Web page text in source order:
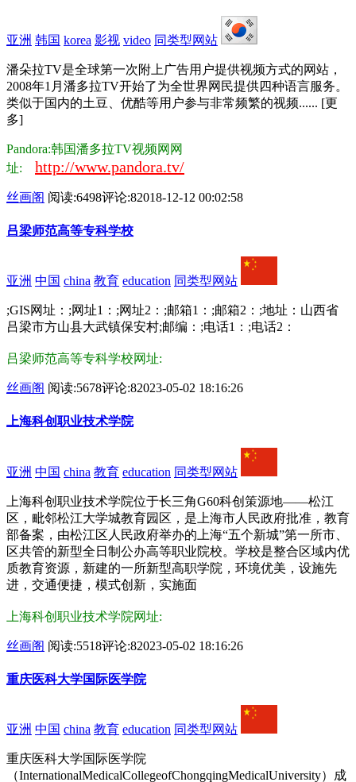
亚洲 韩国 korea 影视 video 同类型网站
潘朵拉TV是全球第一次附上广告用户提供视频方式的网站，
2008年1月潘多拉TV开始了为全世界网民提供四种语言服务。
类似于国内的土豆、优酷等用户参与非常频繁的视频...... [更
多]
Pandora:韩国潘多拉TV视频网网
址: http://www.pandora.tv/
丝画阁 阅读:6498评论:82018-12-12 00:02:58
吕梁师范高等专科学校
亚洲 中国 china 教育 education 同类型网站
;GIS网址：;网址1：;网址2：;邮箱1：;邮箱2：;地址：山西省
吕梁市方山县大武镇保安村;邮编：;电话1：;电话2：
吕梁师范高等专科学校网址:
丝画阁 阅读:5678评论:82023-05-02 18:16:26
上海科创职业技术学院
亚洲 中国 china 教育 education 同类型网站
上海科创职业技术学院位于长三角G60科创策源地——松江
区，毗邻松江大学城教育园区，是上海市人民政府批准，教育
部备案，由松江区人民政府举办的上海“五个新城”第一所市、
区共管的新型全日制公办高等职业院校。学校是整合区域内优
质教育资源，新建的一所新型高职学院，环境优美，设施先
进，交通便捷，模式创新，实施面
上海科创职业技术学院网址:
丝画阁 阅读:5518评论:82023-05-02 18:16:26
重庆医科大学国际医学院
亚洲 中国 china 教育 education 同类型网站
重庆医科大学国际医学院
（InternationalMedicalCollegeofChongqingMedicalUniversity）成